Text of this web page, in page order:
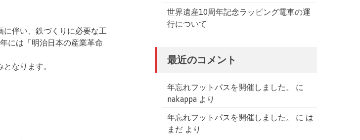
に伴い、鉄づくりに必要な工
には「明治日本の産業革命
なります。
世界遺産10周年記念ラッピング電車の運
行について
最近のコメント
年忘れフットパスを開催しました。
に
nakappa より
年忘れフットパスを開催しました。 に は
まだ より